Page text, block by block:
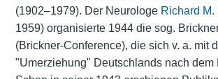
(1902–1979). Der Neurologe Richard M.
1959) organisierte 1944 die sog.
(Brickner-Conference), die sich v. a. mit
"Umerziehung" Deutschlands nach dem